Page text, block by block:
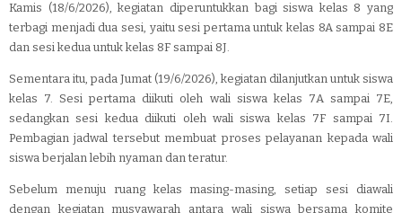
Kamis (18/6/2026), kegiatan diperuntukkan bagi siswa kelas 8 yang
terbagi menjadi dua sesi, yaitu sesi pertama untuk kelas 8A sampai 8E
dan sesi kedua untuk kelas 8F sampai 8J.
Sementara itu, pada Jumat (19/6/2026), kegiatan dilanjutkan untuk siswa
kelas 7. Sesi pertama diikuti oleh wali siswa kelas 7A sampai 7E,
sedangkan sesi kedua diikuti oleh wali siswa kelas 7F sampai 7I.
Pembagian jadwal tersebut membuat proses pelayanan kepada wali
siswa berjalan lebih nyaman dan teratur.
Sebelum menuju ruang kelas masing-masing, setiap sesi diawali
dengan kegiatan musyawarah antara wali siswa bersama komite